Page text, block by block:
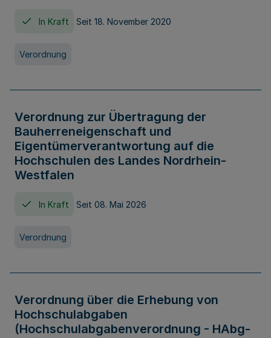
In Kraft Seit 18. November 2020
Verordnung
Verordnung zur Übertragung der
Bauherreneigenschaft und
Eigentümerverantwortung auf die
Hochschulen des Landes Nordrhein-
Westfalen
In Kraft Seit 08. Mai 2026
Verordnung
Verordnung über die Erhebung von
Hochschulabgaben
(Hochschulabgabenverordnung - HAbg-